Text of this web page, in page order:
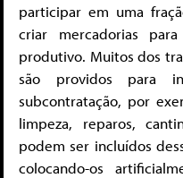
participar em uma
criar mercadorias
produtivo. Muitos dos
são providos para
subcontratação, por
limpeza, reparos,
podem ser incluídos
colocando-os